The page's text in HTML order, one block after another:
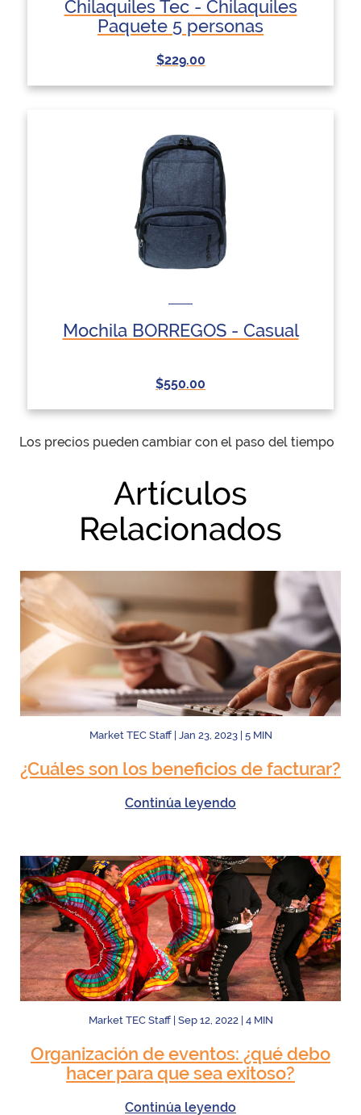
Chilaquiles Tec - Chilaquiles
Paquete 5 personas
$229.00
Mochila BORREGOS - Casual
$550.00
Los precios pueden cambiar con el paso del tiempo
Artículos
Relacionados
Market TEC Staff Jan 23, 2023 5MIN
¿Cuáles son los beneficios de facturar?
Continúa leyendo
Market TEC Staff Sep 12, 2022 4MIN
Organización de eventos: ¿qué debo
hacer para que sea exitoso?
Continúa leyendo